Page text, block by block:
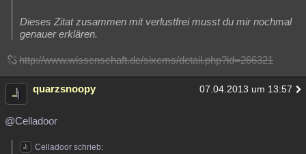
Dieses Zitat zusammen mit verlustfrei musst du mir nochmal
genauer erklären.
http://www.wissenschaft.de/sixcms/detail.php?id=266321
quarzsnoopy 07.04.2013 um 13:57
@Celladoor
Celladoor schrieb: